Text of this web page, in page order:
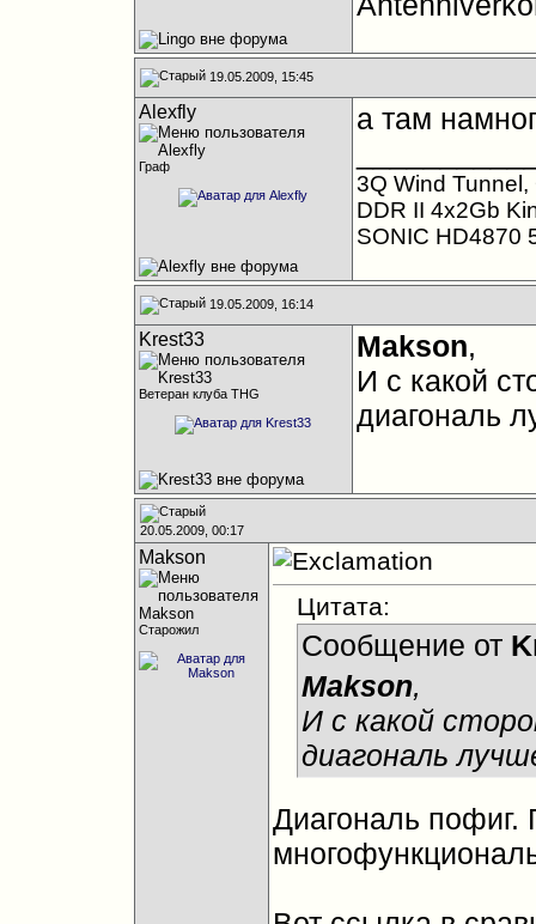
19.05.2009, 15:45
Alexfly
Граф
а там
3Q Wind
DDR II 4x2Gb
SONIC HD4870
19.05.2009, 16:14
Krest33
Ветеран клуба THG
Makson,
И с какой
диагональ
20.05.2009, 00:17
Makson
Старожил
Цитата:
Сообщение от
Makson,
И с какой
диагональ
Диагональ пофиг.